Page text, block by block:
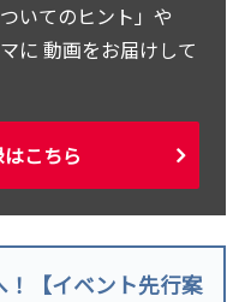
いてのヒント」や
に 動画をお届けして
こちら
！【イベント先行案